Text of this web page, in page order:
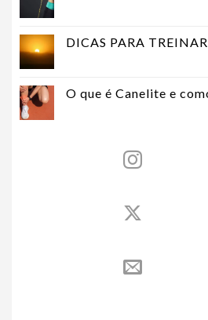
DICAS PARA
O que é Canelite e